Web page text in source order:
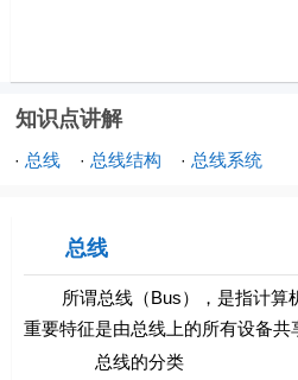
知识点讲解
· 总线 · 总线结构 · 总线系统
总线
所谓总线（Bus），是指计算机
重要特征是由总线上的所有设备
总线的分类